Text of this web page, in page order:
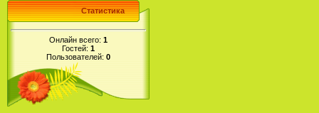
Статистика
Онлайн всего: 1
Гостей: 1
Пользователей: 0